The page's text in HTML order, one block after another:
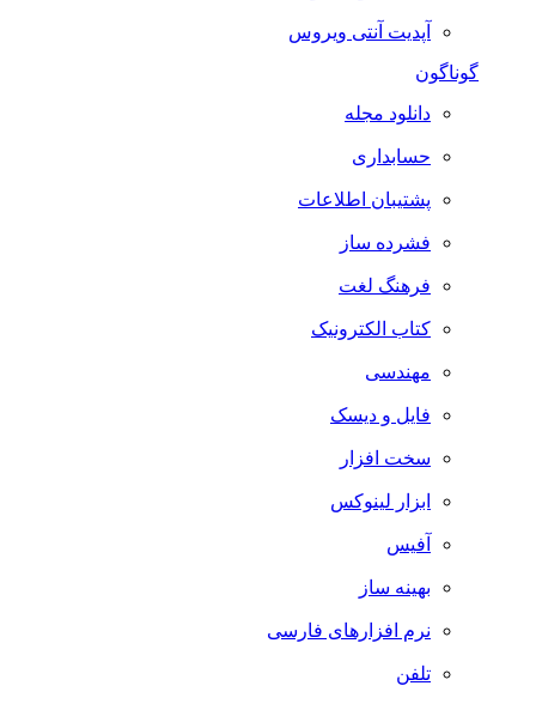
آپدیت آنتی ویروس
گوناگون
دانلود مجله
حسابداری
پشتیبان اطلاعات
فشرده ساز
فرهنگ لغت
کتاب الکترونیک
مهندسی
فایل و دیسک
سخت افزار
ابزار لینوکس
آفیس
بهینه ساز
نرم افزارهای فارسی
تلفن